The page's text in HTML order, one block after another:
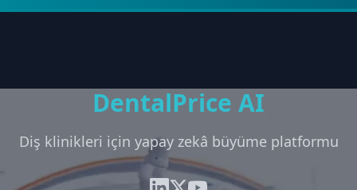
DentalPrice AI
Diş klinikleri için yapay zekâ büyüme platformu